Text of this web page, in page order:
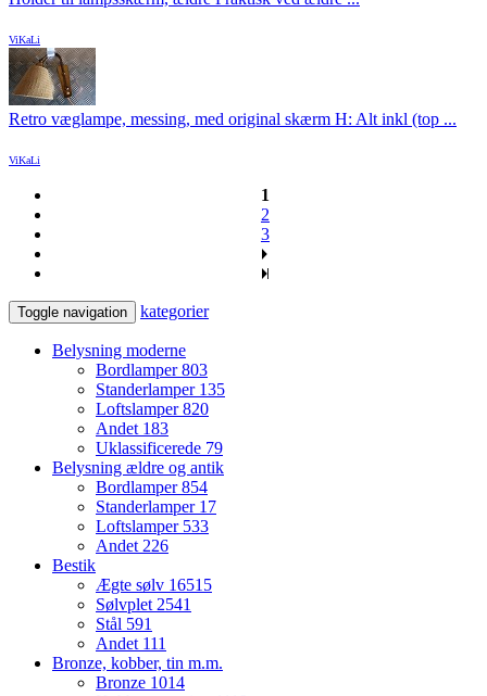
ViKaLi
Retro væglampe, messing, med original skærm H: Alt inkl (top ...
ViKaLi
1
2
3
Toggle navigation kategorier
Belysning moderne
Bordlamper803
Standerlamper 135
Loftslamper820
Andet 183
Uklassificerede 79
Belysning ældre og antik
Bordlamper854
Standerlamper 17
Loftslamper 533
Andet 226
Bestik
Ægte sølv 16515
Sølvplet 2541
Stål 591
Andet 111
Bronze, kobber, tin m.m.
Bronze 1014